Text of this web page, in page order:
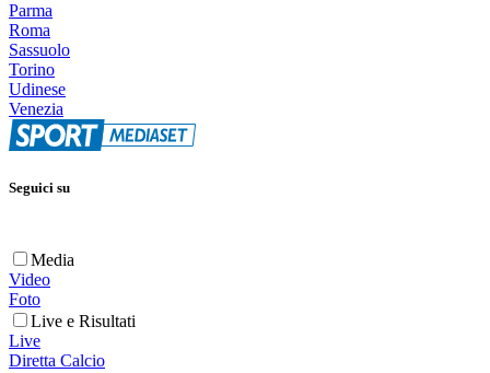
Parma
Roma
Sassuolo
Torino
Udinese
Venezia
Seguici su
Media
Video
Foto
Live e Risultati
Live
Diretta Calcio